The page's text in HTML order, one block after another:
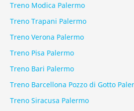
Treno Modica Palermo
Treno Trapani Palermo
Treno Verona Palermo
Treno Pisa Palermo
Treno Bari Palermo
Treno Barcellona Pozzo di Gotto
Treno Siracusa Palermo